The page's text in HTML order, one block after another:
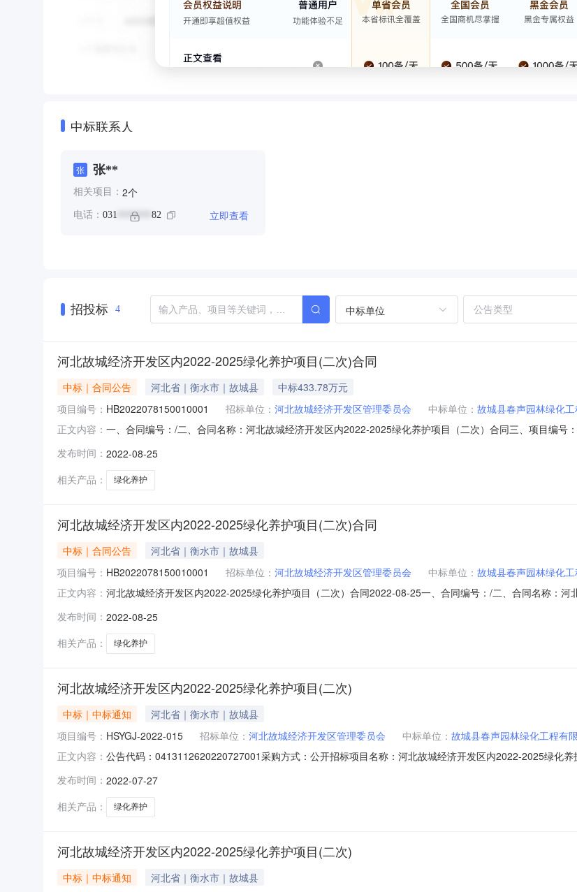
中标联系人
张 张**
相关项目： 2个
电话： 031 ******* 82 立即查看
招投标 4 中标单位
河北故城经济开发区内2022-2025绿化养护项目(二次)合同
中标｜合同公告 河北省｜衡水市｜故城县
中标433.78万元
项目编号： HB2022078150010001 招标单位： 河北故城经济开发区管理委员会 中标单位： 故城县春声园林绿化
正文内容： 一、合同编号：/二、合同名称：河北故城经济开发区内2022-2025绿化养护项目（二次）合同三、项目编
方）：故城县春声园林绿化工程有限公司地址：/联系方式：0318-5601582六、合同主要信息主要标的名称
发布时间： 2022-08-25
相关产品：
绿化养护
河北故城经济开发区内2022-2025绿化养护项目(二次)合同
中标｜合同公告
河北省｜衡水市｜故城县
项目编号： HB2022078150010001 招标单位： 河北故城经济开发区管理委员会 中标单位： 故城县春声园林绿化
正文内容： 河北故城经济开发区内2022-2025绿化养护项目（二次）合同2022-08-25一、合同编号：/二、合同名称：
北故城经济开发区管理委员会本级联系方式：0318-5661188供应商（乙方）：故城县春声园林绿化工程有限
发布时间： 2022-08-25
相关产品：
绿化养护
河北故城经济开发区内2022-2025绿化养护项目(二次)
中标｜中标通知
河北省｜衡水市｜故城县
项目编号： HSYGJ-2022-015 招标单位： 河北故城经济开发区管理委员会 中标单位： 故城县春声园林绿化工程有
正文内容： 公告代码：0413112620220727001采购方式：公开招标项目名称：河北故城经济开发区内2022-2025绿化
间：2022-07-27采购项目编号：HSYGJ-2022-015采购人名称：河北故城经济开发区管理委员会本级采购人
发布时间： 2022-07-27
相关产品：
绿化养护
河北故城经济开发区内2022-2025绿化养护项目(二次)
中标｜中标通知
河北省｜衡水市｜故城县